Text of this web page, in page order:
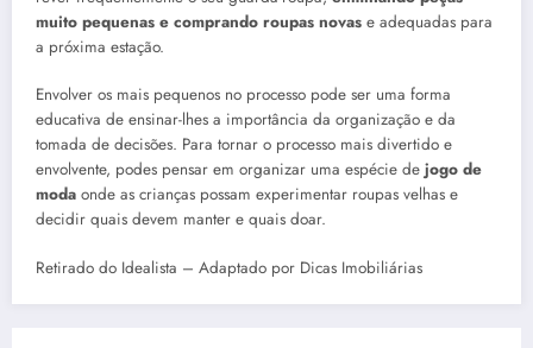
muito pequenas e comprando roupas novas e adequadas para
a próxima estação.
Envolver os mais pequenos no processo pode ser uma forma
educativa de ensinar-lhes a importância da organização e da
tomada de decisões. Para tornar o processo mais divertido e
envolvente, podes pensar em organizar uma espécie de jogo de
moda onde as crianças possam experimentar roupas velhas e
decidir quais devem manter e quais doar.
Retirado do Idealista – Adaptado por Dicas Imobiliárias